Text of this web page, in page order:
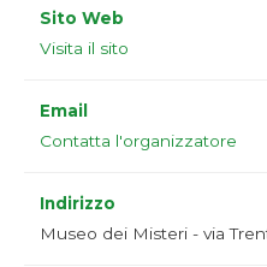
Sito Web
Visita il sito
Email
Contatta l'organizzatore
Indirizzo
Museo dei Misteri - via